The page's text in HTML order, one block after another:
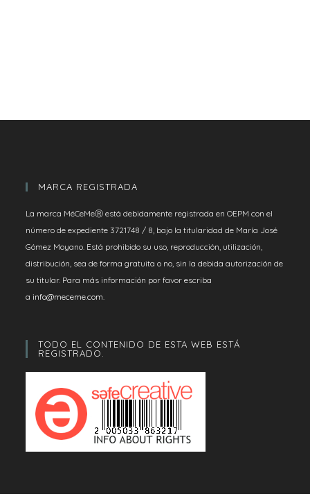
MARCA REGISTRADA
La marca MéCeMeⓇ está debidamente registrada en OEPM con el
número de expediente 3721748 / 8, bajo la titularidad de María José
Gómez Moyano. Está prohibido su uso, reproducción, utilización,
distribución, sea de forma gratuita o no, sin la debida autorización de
su titular. Para más información por favor escriba
a info@meceme.com.
TODO EL CONTENIDO DE ESTA WEB ESTÁ
REGISTRADO.